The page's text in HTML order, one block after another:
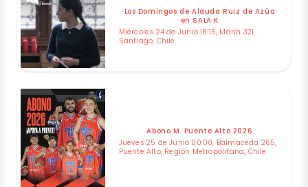
Los Domingos de Alauda Ruiz de Azúa
en SALA K
Miércoles 24 de Junio 18:15, Marín 321,
Santiago, Chile
Abono M. Puente Alto 2026
Jueves 25 de Junio 00:00, Balmaceda 265,
Puente Alto, Región Metropolitana, Chile